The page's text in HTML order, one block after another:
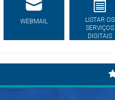
WEBMAIL
LISTAR OS
SERVIÇOS
DIGITAIS